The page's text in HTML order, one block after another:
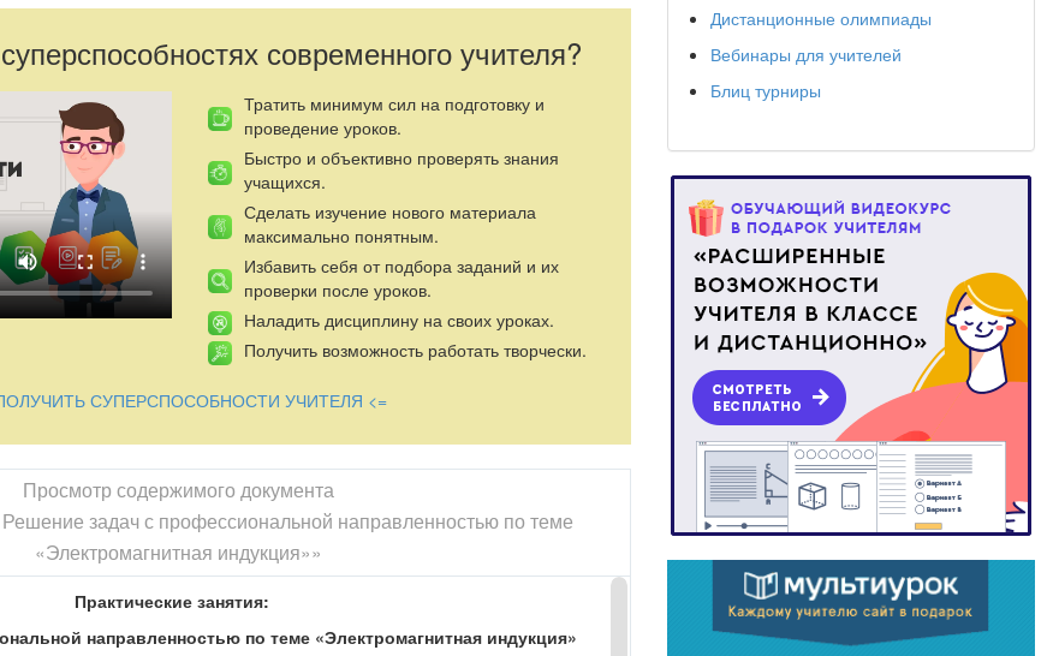
современного учителя?
Тратить минимум сил на подготовку и
проведение уроков.
Быстро и объективно проверять знания
учащихся.
Сделать изучение нового материала
максимально понятным.
Избавить себя от подбора заданий и их
проверки после уроков.
Наладить дисциплину на своих уроках.
Получить возможность работать творчески.
СУПЕРСПОСОБНОСТИ УЧИТЕЛЯ <=
Просмотр содержимого документа
Решение задач с профессиональной направленностью по теме
«Электромагнитная индукция»»
Практические занятия:
направленностью по теме «Электромагнитная индукция»
Дистанционные олимпиады
Вебинары для учителей
Блиц турниры